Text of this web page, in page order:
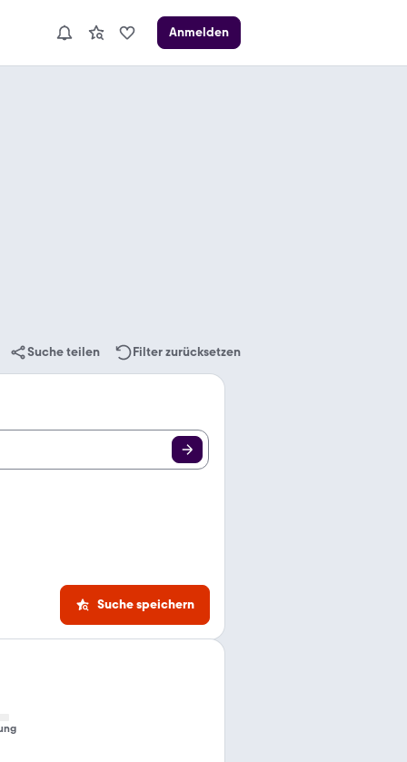
Anmelden
Suche teilen Filter zurücksetzen
Suche speichern